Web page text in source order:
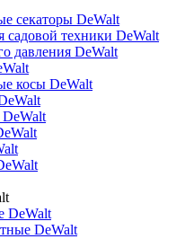
секаторы DeWalt
садовой техники DeWalt
давления DeWalt
косы DeWalt
DeWalt
DeWalt
DeWalt